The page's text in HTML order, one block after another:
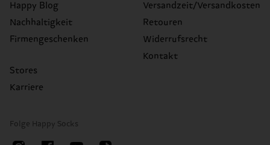
Happy Blog
Nachhaltigkeit
Firmengeschenken
Stores
Karriere
Versandzeit/Versandkosten
Retouren
Widerrufsrecht
Kontakt
Folge Happy Socks